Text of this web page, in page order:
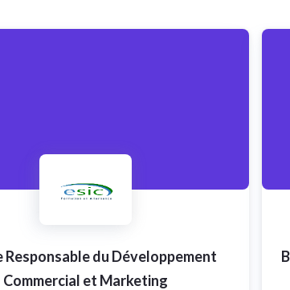
Responsable du Développement
Commercial et Marketing